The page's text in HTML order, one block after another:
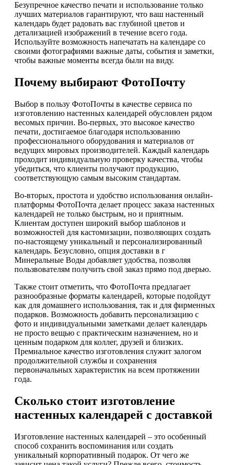
Безупречное качество печати и использование только
лучших материалов гарантируют, что ваш настенный
календарь будет радовать вас глубиной цветов и
детализацией изображений в течение всего года.
Используйте возможность напечатать на календаре со
своими фотографиями важные даты, события и заметки,
чтобы важные моменты всегда были на виду.
Почему выбирают ФотоПочту
Выбор в пользу ФотоПочты в качестве сервиса по
изготовлению настенных календарей обусловлен рядом
весомых причин. Во-первых, это высокое качество
печати, достигаемое благодаря использованию
профессионального оборудования и материалов от
ведущих мировых производителей. Каждый календарь
проходит индивидуальную проверку качества, чтобы
убедиться, что клиенты получают продукцию,
соответствующую самым высоким стандартам.
Во-вторых, простота и удобство использования онлайн-
платформы ФотоПочта делает процесс заказа настенных
календарей не только быстрым, но и приятным.
Клиентам доступен широкий выбор шаблонов и
возможностей для кастомизации, позволяющих создать
по-настоящему уникальный и персонализированный
календарь. Безусловно, опция доставки в г
Минеральные Воды добавляет удобства, позволяя
пользвователям получить свой заказ прямо под дверью.
Также стоит отметить, что ФотоПочта предлагает
разнообразные форматы календарей, которые подойдут
как для домашнего использования, так и для фирменных
подарков. Возможность добавить персонализацию с
фото и индивидуальными заметками делает календарь
не просто вещью с практическим назначением, но и
ценным подарком для коллег, друзей и близких.
Премиальное качество изготовления служит залогом
продолжительной службы и сохранения
первоначальных характеристик на всем протяжении
года.
Сколько стоит изготовление
настенных календарей с доставкой
Изготовление настенных календарей – это особенный
способ сохранить воспоминания или создать
уникальный корпоративный подарок. От чего же